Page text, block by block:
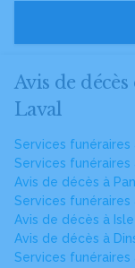
Avis de
Laval
Services funéraires
Services funéraires
Avis de décès à
Services funéraires
Avis de décès à Isle
Avis de décès à
Services